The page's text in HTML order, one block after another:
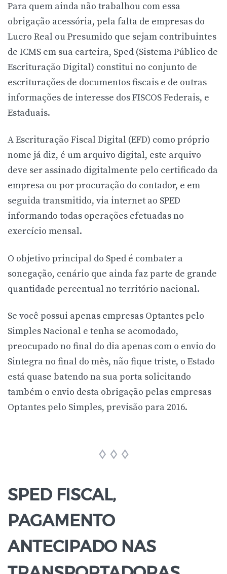
Para quem ainda não trabalhou com essa
obrigação acessória, pela falta de empresas do
Lucro Real ou Presumido que sejam contribuintes
de ICMS em sua carteira, Sped (Sistema Público de
Escrituração Digital) constitui no conjunto de
escriturações de documentos fiscais e de outras
informações de interesse dos FISCOS Federais, e
Estaduais.
A Escrituração Fiscal Digital (EFD) como próprio
nome já diz, é um arquivo digital, este arquivo
deve ser assinado digitalmente pelo certificado da
empresa ou por procuração do contador, e em
seguida transmitido, via internet ao SPED
informando todas operações efetuadas no
exercício mensal.
O objetivo principal do Sped é combater a
sonegação, cenário que ainda faz parte de grande
quantidade percentual no território nacional.
Se você possui apenas empresas Optantes pelo
Simples Nacional e tenha se acomodado,
preocupado no final do dia apenas com o envio do
Sintegra no final do mês, não fique triste, o Estado
está quase batendo na sua porta solicitando
também o envio desta obrigação pelas empresas
Optantes pelo Simples, previsão para 2016.
SPED FISCAL,
PAGAMENTO
ANTECIPADO NAS